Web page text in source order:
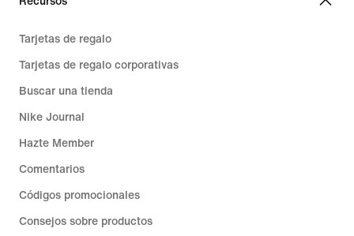
Tarjetas de regalo
Tarjetas de regalo corporativas
Buscar una tienda
Nike Journal
Hazte Member
Comentarios
Códigos promocionales
Consejos sobre productos